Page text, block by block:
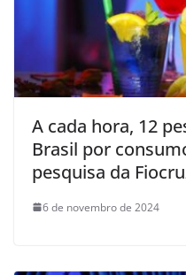
A cada hora, 12
Brasil por
pesquisa da
6 de novembro de 2024